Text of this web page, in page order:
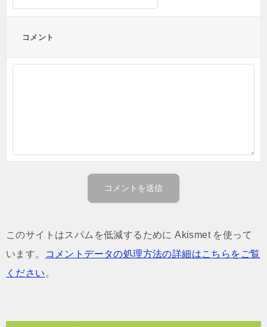
コメント
このサイトはスパムを低減するために Akismet を使って
います。
コメントデータの処理方法の詳細はこちらをご覧
ください 。